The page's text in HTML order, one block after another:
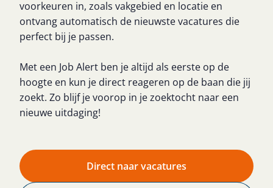
voorkeuren in, zoals vakgebied en locatie en
ontvang automatisch de nieuwste vacatures die
perfect bij je passen.
Met een Job Alert ben je altijd als eerste op de
hoogte en kun je direct reageren op de baan die jij
zoekt. Zo blijf je voorop in je zoektocht naar een
nieuwe uitdaging!
Direct naar vacatures